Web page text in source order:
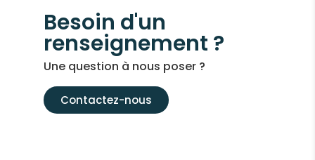
Besoin d'un
renseignement ?
Une question à nous poser ?
Contactez-nous